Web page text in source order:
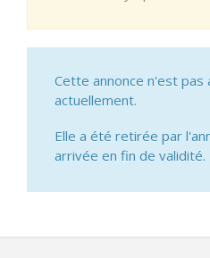
Cette annonce n'est pas
actuellement.
Elle a été retirée par
arrivée en fin de validité.